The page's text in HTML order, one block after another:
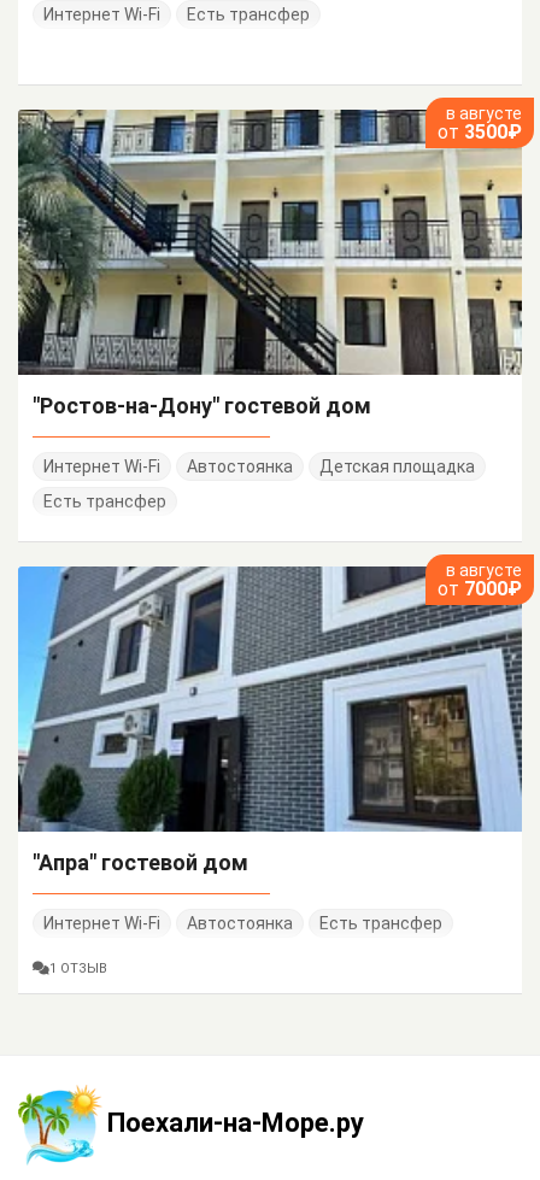
Интернет Wi-Fi Есть трансфер
в августе
от 3500₽
"Ростов-на-Дону" гостевой дом
Интернет Wi-Fi Автостоянка
Детская площадка
Есть трансфер
в августе
от 7000₽
"Апра" гостевой дом
Интернет Wi-Fi Автостоянка Есть трансфер
1 ОТЗЫВ
Поехали-на-Море.ру